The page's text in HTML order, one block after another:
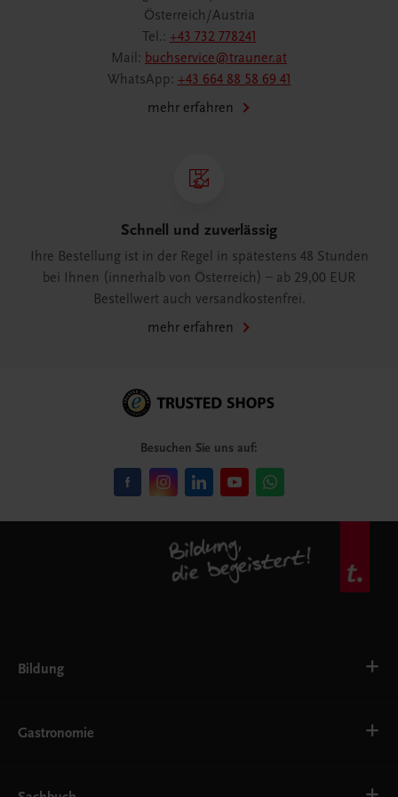
Österreich/Austria
Tel.: +43 732 778241
Mail: buchservice@trauner.at
WhatsApp: +43 664 88 58 69 41
mehr erfahren
Schnell und zuverlässig
Ihre Bestellung ist in der Regel in spätestens 48 Stunden
bei Ihnen (innerhalb von Österreich) – ab 29,00 EUR
Bestellwert auch versandkostenfrei.
mehr erfahren
Besuchen Sie uns auf:
Bildung
AHS
EWF/ZWF
Gastronomie